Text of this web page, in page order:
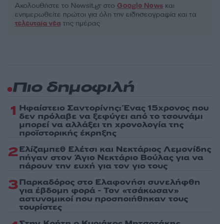
Ακολουθήστε το Νewsit.gr στο Google News και
ενημερωθείτε πρώτοι για όλη την ειδησεογραφία και τα
τελευταία νέα της ημέρας
Πιο δημοφιλή
1 Ηφαίστειο Σαντορίνης: Ένας 15χρονος που
δεν πρόλαβε να ξεφύγει από το τσουνάμι
μπορεί να αλλάξει τη χρονολογία της
προϊστορικής έκρηξης
2Ελίζαμπεθ Ελέτσι και Νεκτάριος Λεμονίδης
πήγαν στον Άγιο Νεκτάριο Βούλας για να
πάρουν την ευχή για τον γιο τους
3Παρκαδόρος στο Ελαφονήσι συνελήφθη
για έβδομη φορά - Τον «τσάκωσαν»
αστυνομικοί που προσποιήθηκαν τους
τουρίστες